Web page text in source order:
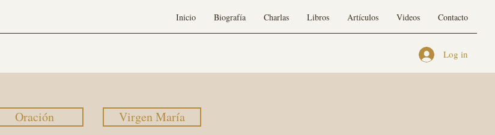
Inicio Biografía Charlas Libros Artículos Videos Contacto
Log in
Oración Virgen María